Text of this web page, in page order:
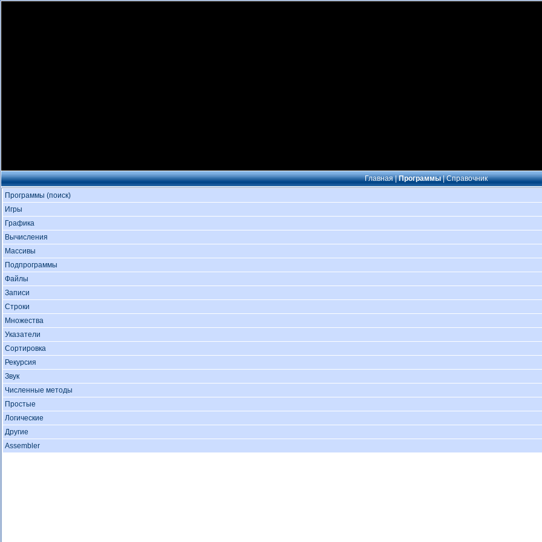
Главная|Программы|Справочник
Программы (поиск)
Игры
Графика
Вычисления
Массивы
Подпрограммы
Файлы
Записи
Строки
Множества
Указатели
Сортировка
Рекурсия
Звук
Численные методы
Простые
Логические
Другие
Assembler